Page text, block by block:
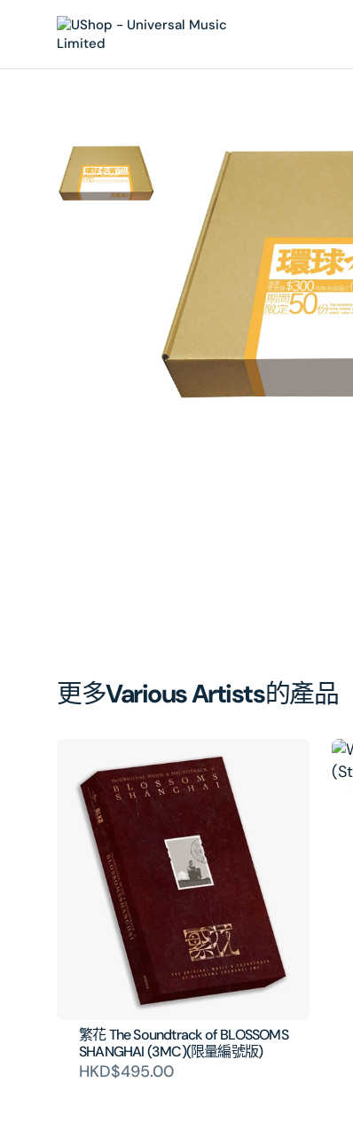
更多Various Artists的產品
繁花 The Soundtrack of BLOSSOMS
SHANGHAI (3MC)(限量編號版)
HKD$495.00